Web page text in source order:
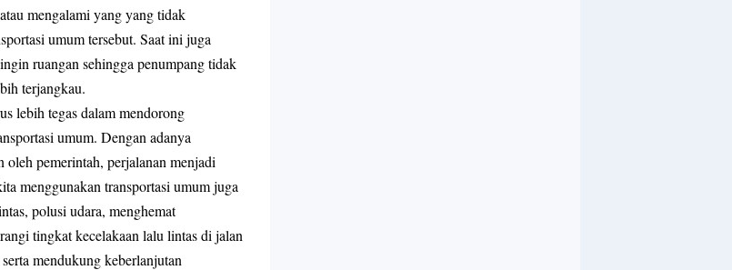
mengalami yang yang tidak
umum tersebut. Saat ini juga
ruangan sehingga penumpang tidak
terjangkau.
lebih tegas dalam mendorong
umum. Dengan adanya
oleh pemerintah, perjalanan menjadi
menggunakan transportasi umum juga
polusi udara, menghemat
tingkat kecelakaan lalu lintas di jalan
mendukung keberlanjutan